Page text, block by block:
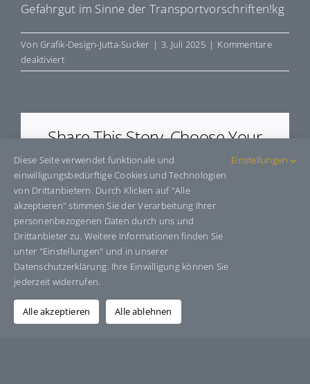
Gefahrgut im Sinne der Transportvorschriften!kg
VonGrafik-Design-Jutta-Sucker | 3. Juli 2025 | Kommentare
deaktiviertfür
E680HT
Share This Story, Choose Your
Platform!
Facebook Bluesky WhatsAppTelegram
E-
Mail
Über den Autor: Grafik-Design-Jutta-Sucker
Diese Seite verwendet funktionale und
einwilligungsbedürftige Cookies und Technologien
von Drittanbietern. Durch Klicken auf "Alle
akzeptieren" stimmen Sie der Verarbeitung Ihrer
personenbezogenen Daten durch uns und
Drittanbieter zu. Weitere Informationen finden Sie
unter "Einstellungen" und in unserer
Datenschutzerklärung. Ihre Einwilligung können Sie
jederzeit widerrufen.
Einstellungen
Alle akzeptieren Alle ablehnen